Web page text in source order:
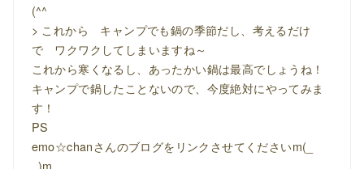
(^^
> これから キャンプでも鍋の季節だし、考えるだけ
で ワクワクしてしまいますね～
これから寒くなるし、あったかい鍋は最高でしょうね！
キャンプで鍋したことないので、今度絶対にやってみま
す！
PS
emo☆chanさんのブログをリンクさせてくださいm(_
_)m